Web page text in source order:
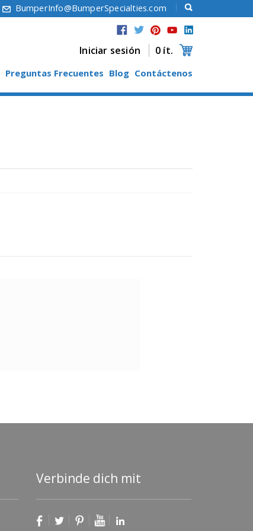
BumperInfo@BumperSpecialties.com
Iniciar sesión 0 ít.
Preguntas Frecuentes Blog Contáctenos
Verbinde dich mit